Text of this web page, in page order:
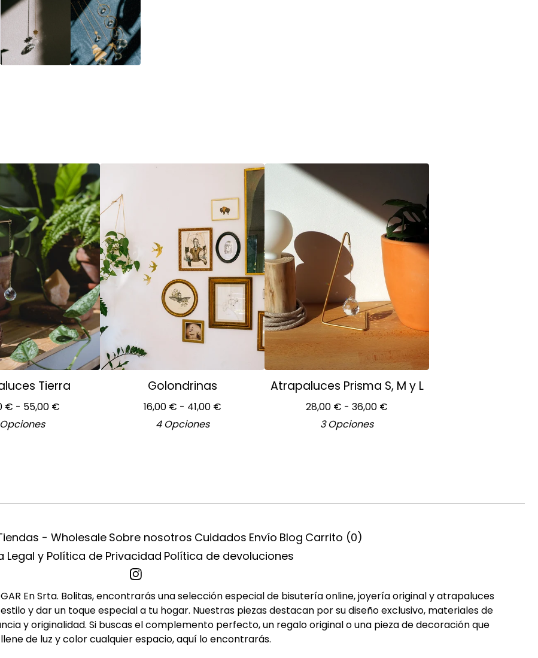
Tierra
€ - 55,00 €
Golondrinas
16,00 € - 41,00 €
4 Opciones
Atrapaluces Prisma S, M y L
28,00 € - 36,00 €
3 Opciones
- Wholesale Sobre nosotros Cuidados Envío Blog Carrito (0)
Legal y Política de Privacidad Política de devoluciones
HOGAR En Srta. Bolitas, encontrarás una selección especial de bisutería online, joyería original y atrapaluces
y dar un toque especial a tu hogar. Nuestras piezas destacan por su diseño exclusivo, materiales de
y originalidad. Si buscas el complemento perfecto, un regalo original o una pieza de decoración que
llene de luz y color cualquier espacio, aquí lo encontrarás.